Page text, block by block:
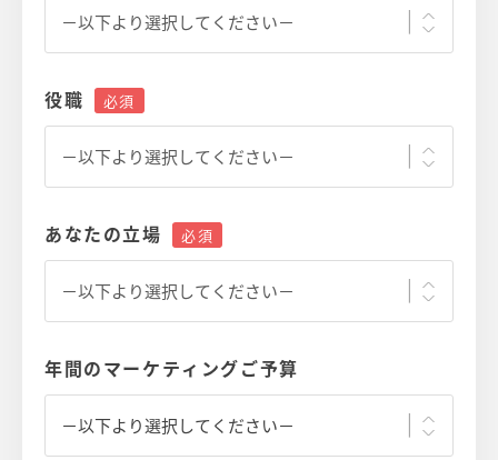
役職
あなたの立場
年間のマーケティングご予算